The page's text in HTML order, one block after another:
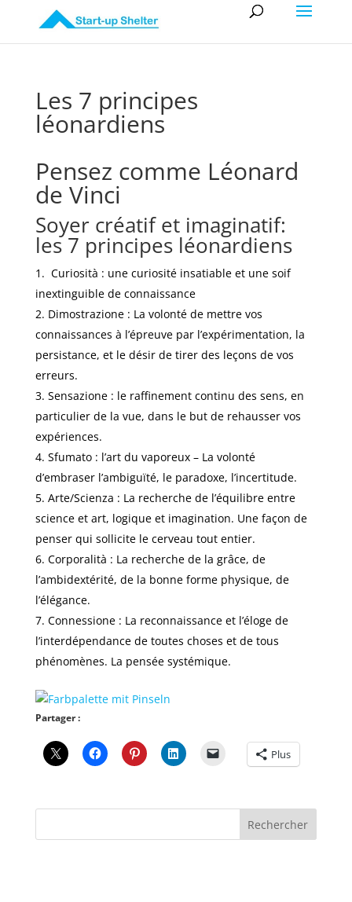
Les 7 principes
léonardiens
Pensez comme Léonard
de Vinci
Soyer créatif et imaginatif:
les 7 principes léonardiens
Curiosità : une curiosité insatiable et une soif
inextinguible de connaissance
Dimostrazione : La volonté de mettre vos
connaissances à l’épreuve par l’expérimentation, la
persistance, et le désir de tirer des leçons de vos
erreurs.
Sensazione : le raffinement continu des sens, en
particulier de la vue, dans le but de rehausser vos
expériences.
Sfumato : l’art du vaporeux – La volonté
d’embraser l’ambiguïté, le paradoxe, l’incertitude.
Arte/Scienza : La recherche de l’équilibre entre
science et art, logique et imagination. Une façon de
penser qui sollicite le cerveau tout entier.
Corporalità : La recherche de la grâce, de
l’ambidextérité, de la bonne forme physique, de
l’élégance.
Connessione : La reconnaissance et l’éloge de
l’interdépendance de toutes choses et de tous
phénomènes. La pensée systémique.
Partager :
Plus